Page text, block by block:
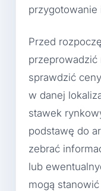
przygotowanie
Przed
przeprowadzić
sprawdzić
w danej
stawek
podstawę do
zebrać
lub
mogą